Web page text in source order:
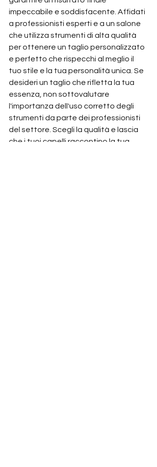
impeccabile e soddisfacente. Affidati
a professionisti esperti e a un salone
che utilizza strumenti di alta qualità
per ottenere un taglio personalizzato
e perfetto che rispecchi al meglio il
tuo stile e la tua personalità unica. Se
desideri un taglio che rifletta la tua
essenza, non sottovalutare
l'importanza dell'uso corretto degli
strumenti da parte dei professionisti
del settore. Scegli la qualità e lascia
che i tuoi capelli raccontino la tua